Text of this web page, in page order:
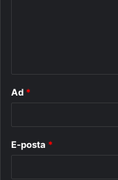
Ad *
E-posta *